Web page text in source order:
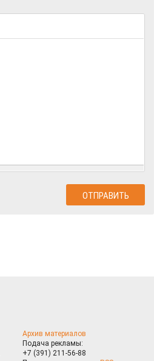
Архив материалов
Подача рекламы:
+7 (391) 211-56-88